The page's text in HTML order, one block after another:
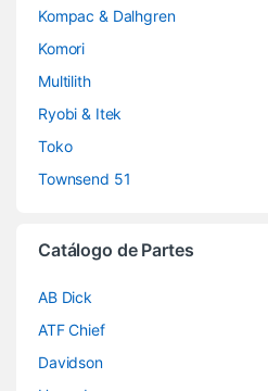
Kompac & Dalhgren
Komori
Multilith
Ryobi & Itek
Toko
Townsend 51
Catálogo de Partes
AB Dick
ATF Chief
Davidson